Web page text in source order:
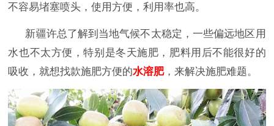
不容易堵塞喷头，使用方便，利用率也高。
新疆许总了解到当地气候不太稳定，一些偏远地区用
水也不太方便，特别是冬天施肥，肥料用后不能很好的
吸收，就想找款施肥方便的水溶肥，来解决施肥难题。